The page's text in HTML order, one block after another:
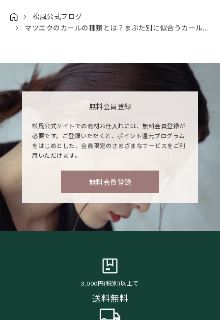
松風公式ブログ
マツエクのカールの種類とは？まぶた別に似合うカールを紹介
無料会員登録
松風公式サイトでの商材お仕入れには、無料会員登録が
必要です。ご登録いただくと、ポイント還元プログラム
をはじめとした、会員限定のさまざまなサービスをご利
用いただけます。
無料会員登録
3,000円(税別)以上で
送料無料